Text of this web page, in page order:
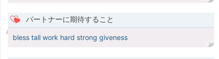
パートナーに期待すること
bless tall work hard strong giveness